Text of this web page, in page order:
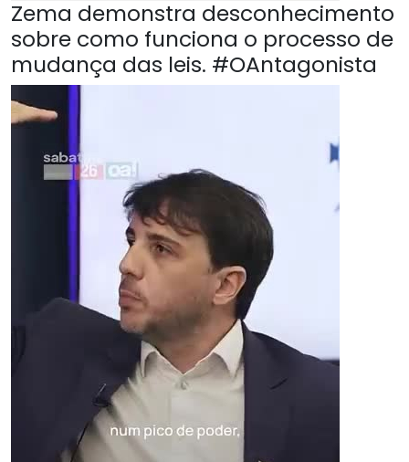
Zema demonstra desconhecimento
sobre como funciona o processo de
mudança das leis. #OAntagonista